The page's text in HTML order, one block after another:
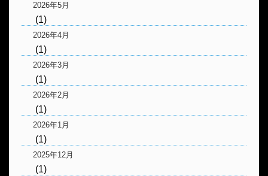
2026年5月
(1)
2026年4月
(1)
2026年3月
(1)
2026年2月
(1)
2026年1月
(1)
2025年12月
(1)